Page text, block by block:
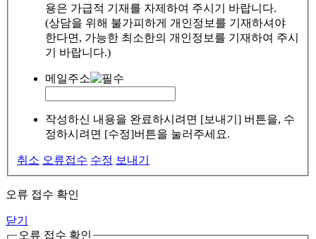
용은 가급적 기재를 자제하여 주시기 바랍니다.
(상담을 위해 불가피하게 개인정보를 기재하셔야
한다면, 가능한 최소한의 개인정보를 기재하여 주시
기 바랍니다.)
메일주소
작성하신 내용을 완료하시려면 [보내기] 버튼을, 수
정하시려면 [수정]버튼을 눌러주세요.
취소 오류접수 수정 보내기
오류 접수 확인
닫기
오류 접수 확인